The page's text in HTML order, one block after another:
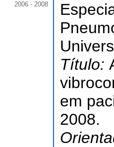
2006 - 2008
Título:
em
2008.